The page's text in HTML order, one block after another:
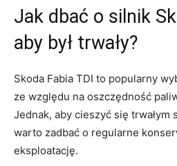
Jak dbać o silnik
aby ‌był trwały?
Skoda ‌Fabia ⁢TDI to popularny
ze⁣ względu⁤ na oszczędność
Jednak, ⁤aby cieszyć się trwałym
warto zadbać o‍ regularne
eksploatację.